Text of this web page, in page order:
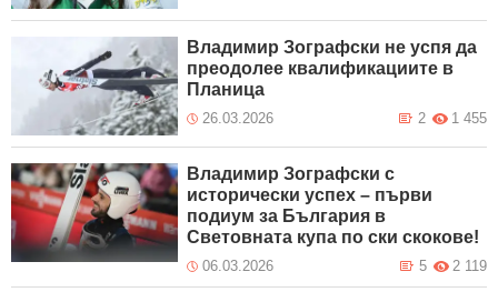
Владимир Зографски не успя да
преодолее квалификациите в
Планица
26.03.2026 1 455
2
Владимир Зографски с
исторически успех – първи
подиум за България в
Световната купа по ски скокове!
06.03.2026 2 119
5